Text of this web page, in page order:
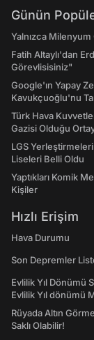
Günün
Yalnızca
Fatih Altaylı'dan
Görevlisisiniz"
Google'ın Yapay
Kavukçuoğlu'nu
Türk Hava
Gazisi Olduğu
LGS
Liseleri Belli Oldu
Yaptıkları Komik
Kişiler
Hızlı Erişim
Hava Durumu
Son Depremler
Evlilik Yıl Dönümü
Evlilik Yıl dönümü
Rüyada Altın
Saklı Olabilir!